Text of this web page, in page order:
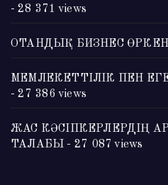
- 28 371 views
ОТАНДЫҚ БИЗНЕС
МЕМЛЕКЕТТІЛІК ПЕН
- 27 386 views
ЖАС КӘСІПКЕРЛЕРДІҢ
ТАЛАБЫ - 27 087 views